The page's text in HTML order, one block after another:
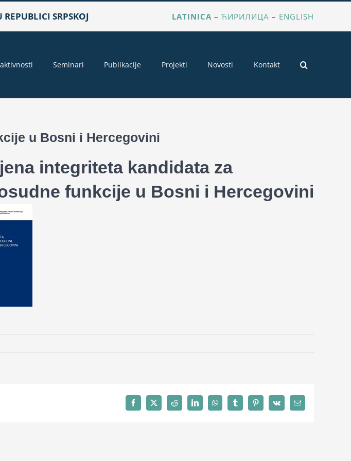
SRPSKOJ LATINICA –ЋИРИЛИЦА – ENGLISH
Seminari Publikacije Projekti Novosti Kontakt
u Bosni i Hercegovini
integriteta kandidata za
funkcije u Bosni i Hercegovini
Facebook
X Reddit LinkedInWhatsAppTumblrPinterest
Vk Email